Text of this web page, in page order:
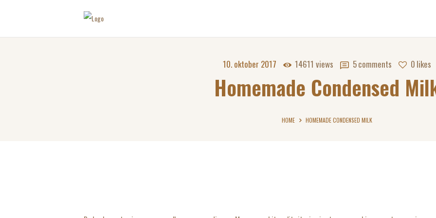
10. oktober 2017 14611 views 5comments 0 likes
Homemade Condensed
HOME HOMEMADE CONDENSED MILK